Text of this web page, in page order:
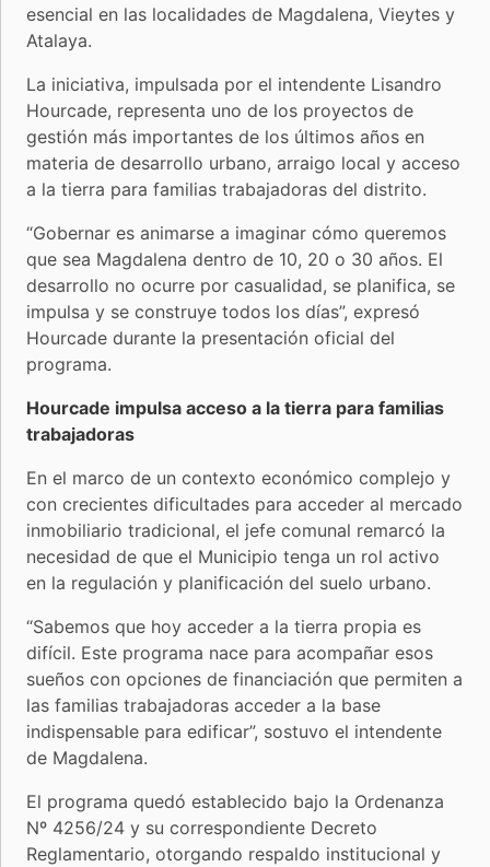
esencial en las localidades de Magdalena, Vieytes y
Atalaya.
La iniciativa, impulsada por el intendente Lisandro
Hourcade, representa uno de los proyectos de
gestión más importantes de los últimos años en
materia de desarrollo urbano, arraigo local y acceso
a la tierra para familias trabajadoras del distrito.
“Gobernar es animarse a imaginar cómo queremos
que sea Magdalena dentro de 10, 20 o 30 años. El
desarrollo no ocurre por casualidad, se planifica, se
impulsa y se construye todos los días”, expresó
Hourcade durante la presentación oficial del
programa.
Hourcade impulsa acceso a la tierra para familias
trabajadoras
En el marco de un contexto económico complejo y
con crecientes dificultades para acceder al mercado
inmobiliario tradicional, el jefe comunal remarcó la
necesidad de que el Municipio tenga un rol activo
en la regulación y planificación del suelo urbano.
“Sabemos que hoy acceder a la tierra propia es
difícil. Este programa nace para acompañar esos
sueños con opciones de financiación que permiten a
las familias trabajadoras acceder a la base
indispensable para edificar”, sostuvo el intendente
de Magdalena.
El programa quedó establecido bajo la Ordenanza
Nº 4256/24 y su correspondiente Decreto
Reglamentario, otorgando respaldo institucional y